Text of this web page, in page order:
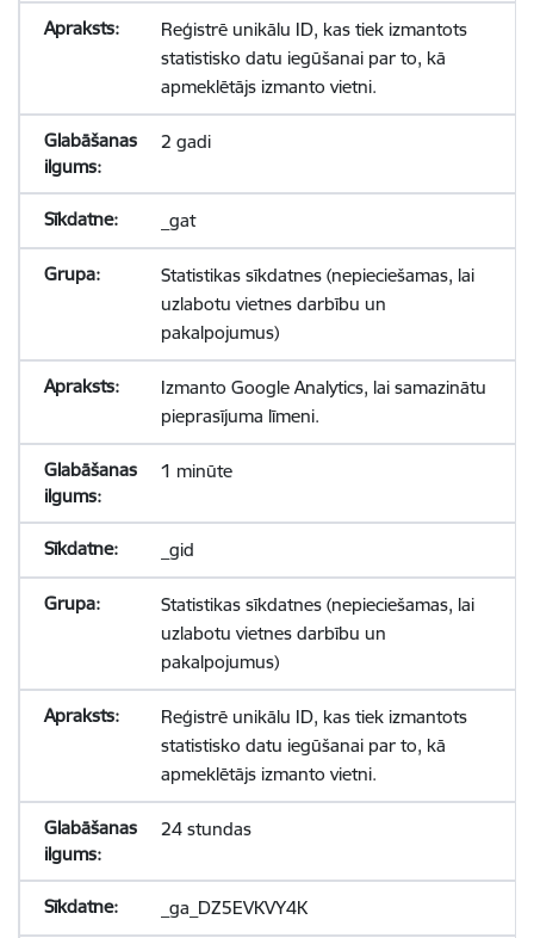
Reģistrē unikālu ID, kas tiek izmantots
statistisko datu iegūšanai par to, kā
apmeklētājs izmanto vietni.
2 gadi
_gat
Statistikas sīkdatnes (nepieciešamas, lai
uzlabotu vietnes darbību un
pakalpojumus)
Izmanto Google Analytics, lai samazinātu
pieprasījuma līmeni.
1 minūte
_gid
Statistikas sīkdatnes (nepieciešamas, lai
uzlabotu vietnes darbību un
pakalpojumus)
Reģistrē unikālu ID, kas tiek izmantots
statistisko datu iegūšanai par to, kā
apmeklētājs izmanto vietni.
24 stundas
_ga_DZ5EVKVY4K